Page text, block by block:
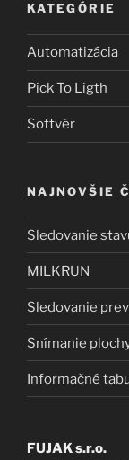
KATEGÓRIE
Automatizácia
Pick To Ligth
Softvér
NAJNOVŠIE
Sledovanie
MILKRUN
Sledovanie
Snímanie
Informačné
FUJAK s.r.o.